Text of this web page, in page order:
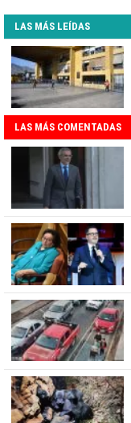
LAS MÁS LEÍDAS
LAS MÁS COMENTADAS